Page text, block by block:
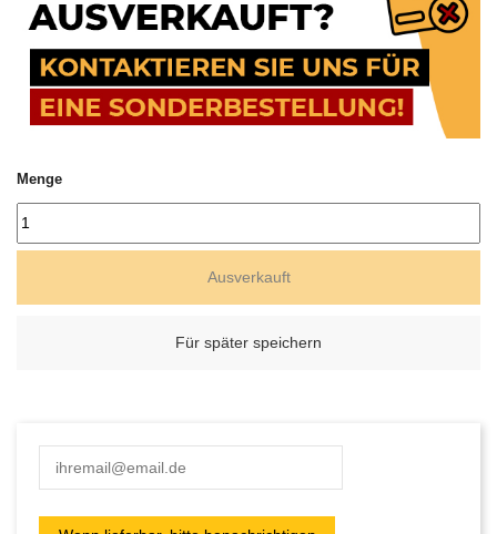
Menge
Ausverkauft
Für später speichern